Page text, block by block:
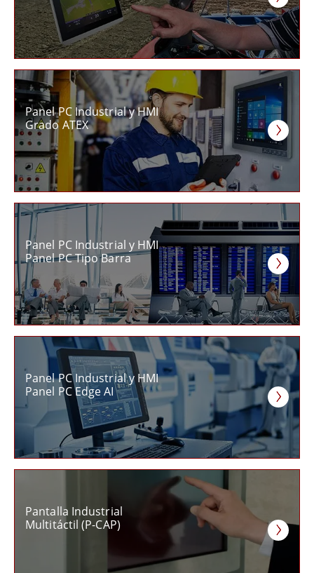
Panel PC Industrial y HMI
Grado ATEX
Panel PC Industrial y HMI
Panel PC Tipo Barra
Panel PC Industrial y HMI
Panel PC Edge AI
Pantalla Industrial
Multitáctil (P-CAP)